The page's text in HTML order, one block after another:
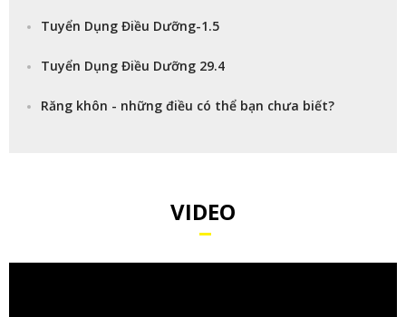
Tuyển Dụng Điều Dưỡng-1.5
Tuyển Dụng Điều Dưỡng 29.4
Răng khôn - những điều có thể bạn chưa biết?
VIDEO